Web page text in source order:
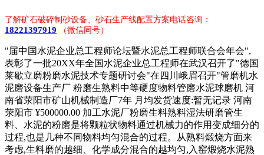
了解矿石破碎制砂设备、砂石生产线配置方案电话咨询：
18221397919 （微信同号）
"届中国水泥企业总工程师论坛暨水泥总工程师联合会年会",
表彰了一批20XX年全国水泥企业总工程师在武汉召开了"德国
莱歇立磨粉磨水泥技术专题研讨会"在四川峨眉召开"管磨机水
泥磨设备生产厂 粉磨生熟料中等硬度物料管磨水泥球磨机 河
南省荥阳市矿山机械制造厂7年 月均发货速度:暂无记录 河南
荥阳市 ¥500000.00 加工水泥厂粉磨生料熟料湿法研磨管生
料、水泥的粉磨是将颗粒状物料通过机械力的作用变成细分的
过程,也是几种不同物料均匀混合的过程。从熟料煅烧方面来
考虑,生料磨的越细、化学成分混合的越均匀,入窑煅烧水泥熟